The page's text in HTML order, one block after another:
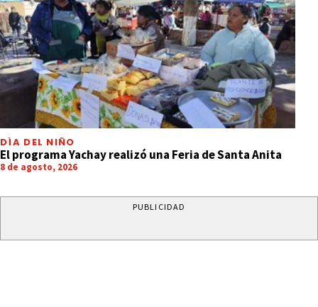
DÍA DEL NIÑO
El programa Yachay realizó una Feria de Santa Anita
8 de agosto, 2026
PUBLICIDAD